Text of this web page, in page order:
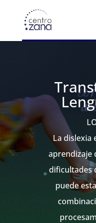
La dislexia
aprendizaje
dificultades
puede